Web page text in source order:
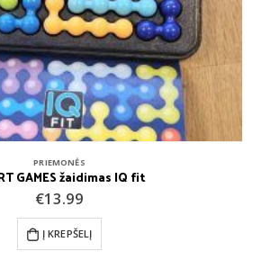
PRIEMONĖS
GAMES žaidimas IQ fit
€13.99
Į KREPŠELĮ